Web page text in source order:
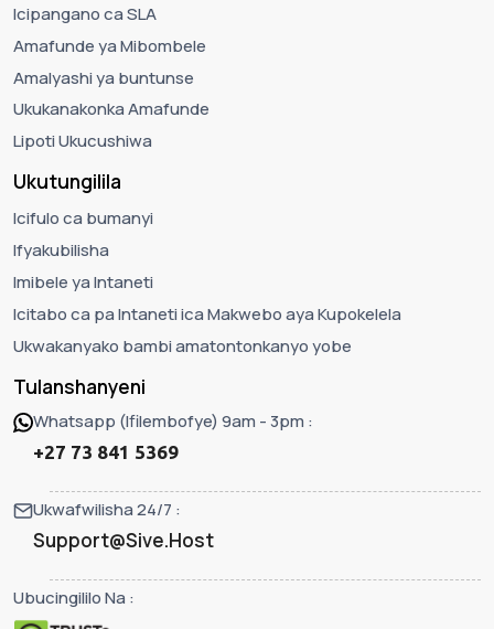
Icipangano ca SLA
Amafunde ya Mibombele
Amalyashi ya buntunse
Ukukanakonka Amafunde
Lipoti Ukucushiwa
Ukutungilila
Icifulo ca bumanyi
Ifyakubilisha
Imibele ya Intaneti
Icitabo ca pa Intaneti ica Makwebo aya Kupokelela
Ukwakanyako bambi amatontonkanyo yobe
Tulanshanyeni
Whatsapp (Ifilembofye) 9am - 3pm :
+27 73 841 5369
Ukwafwilisha 24/7 :
Support@Sive.Host
Ubucingililo Na :